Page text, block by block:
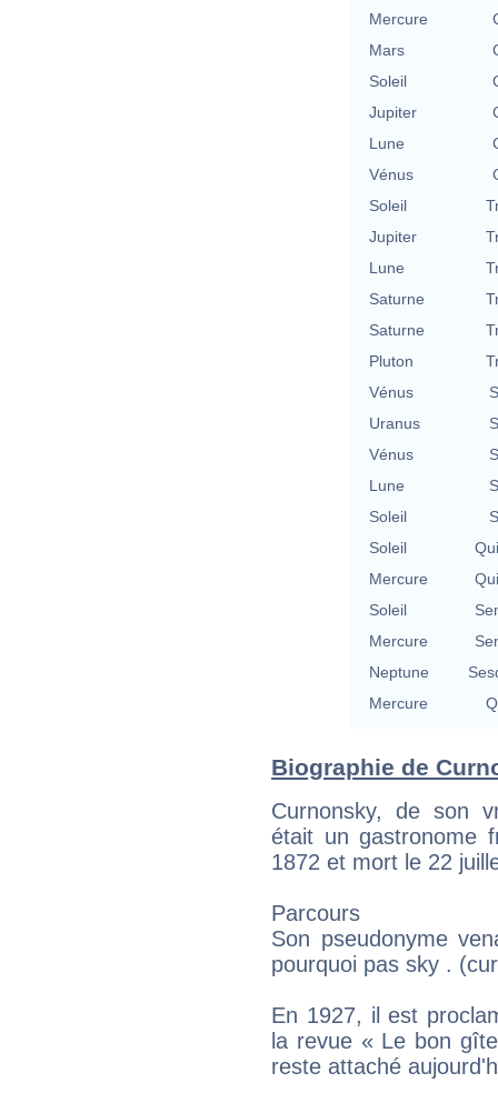
Mercure
Mars
Soleil
Jupiter
Lune
Vénus
Soleil
Jupiter
Lune
Saturne
Saturne
Pluton
Vénus
Uranus
Vénus
Lune
Soleil
Soleil
Mercure
Soleil
Mercure
Neptune
Mercure
Biographie de
Curnonsky, de son
était un gastronome
1872 et mort le 22
Parcours
Son pseudonyme
pourquoi pas sky .
En 1927, il est
la revue « Le bon
reste attaché